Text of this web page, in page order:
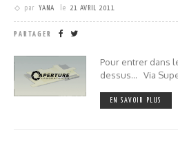
par YANA le 21 AVRIL 2011
PARTAGER
Pour entrer dans
dessus... Via
EN SAVOIR PLUS